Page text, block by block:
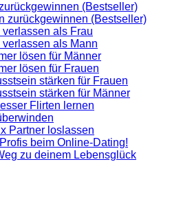
(Bestseller)
zurückgewinnen (Bestseller)
verlassen als Frau
verlassen als Mann
lösen für Männer
lösen für Frauen
stärken für Frauen
stärken für Männer
Flirten lernen
Partner loslassen
beim Online-Dating!
zu deinem Lebensglück